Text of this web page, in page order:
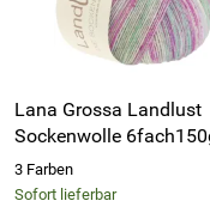
Lana Grossa Landlust
Sockenwolle
3 Farben
Sofort lieferbar